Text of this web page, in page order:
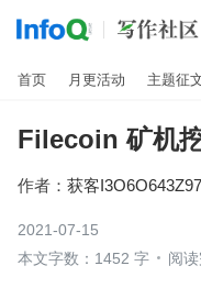
首页 月更活动 主题征
Filecoin 矿机
作者： 获客I3O6O643Z97
2021-07-15
本文字数：1452 字
阅